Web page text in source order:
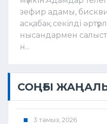
зефир адамы,
асқабақ секілді
нысандармен
н...
СОҢҒЫ
3 тамыз, 2026